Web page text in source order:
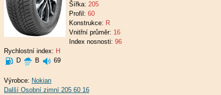
Šířka: 205
Profil: 60
Konstrukce: R
Vnitřní průměr: 16
Index nosnosti: 96
Rychlostní index: H
D
B 69
Výrobce: Nokian